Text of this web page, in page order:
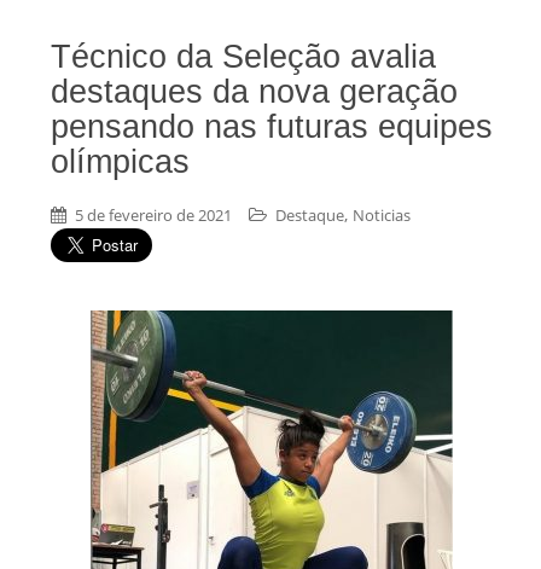
Técnico da Seleção avalia
destaques da nova geração
pensando nas futuras equipes
olímpicas
5 de fevereiro de 2021 Destaque, Noticias